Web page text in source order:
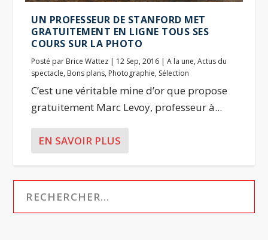
UN PROFESSEUR DE STANFORD MET
GRATUITEMENT EN LIGNE TOUS SES
COURS SUR LA PHOTO
Posté par Brice Wattez | 12 Sep, 2016 |A la une,Actus du
spectacle, Bons plans, Photographie, Sélection
C’est une véritable mine d’or que propose
gratuitement Marc Levoy, professeur à...
EN SAVOIR PLUS